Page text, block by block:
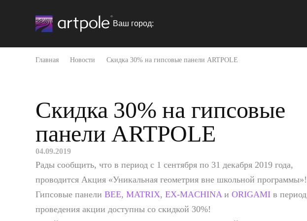
Ваш город:
Главная Новости Скидка 30% на гипсовые панели ARTPOLE
Скидка 30% на гипсовые
панели ARTPOLE
04.09.2019
Рады сообщить, что в период с 1 сентября по 31 декабря 2019 года,
проводится Акция «Уникальная геометрия вне школьной программы»!
Гипсовые панели BEE, MATRIX, EX-MACHINAи ORIGAMI в период
проведения акции доступны со скидкой 30%!